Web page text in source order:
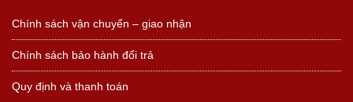
Chính sách vận chuyển – giao nhận
Chính sách bảo hành đổi trả
Quy định và thanh toán